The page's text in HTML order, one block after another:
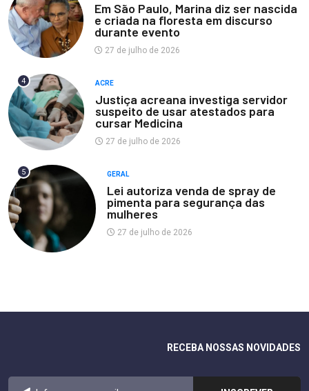
Em São Paulo, Marina diz ser nascida
e criada na floresta em discurso
durante evento
27 de julho de 2026
4 ACRE
Justiça acreana investiga servidor
suspeito de usar atestados para
cursar Medicina
27 de julho de 2026
5 GERAL
Lei autoriza venda de spray de
pimenta para segurança das
mulheres
27 de julho de 2026
RECEBA NOSSAS NOVIDADES